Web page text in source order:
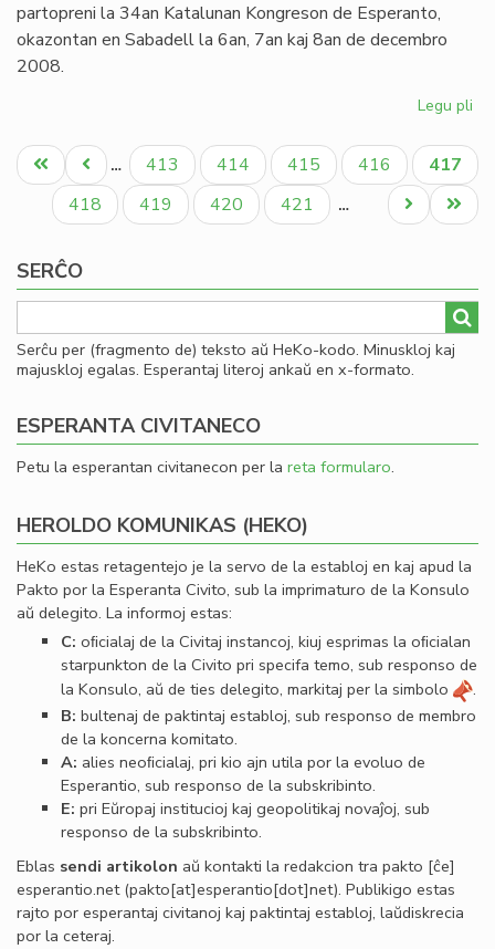
partopreni la 34an Katalunan Kongreson de Esperanto,
okazontan en Sabadell la 6an, 7an kaj 8an de decembro
2008.
Legu pli
al
la
Pagination
Unua
paĝo
Antaŭa
paĝo
… Paĝo
413 Paĝo
414 Paĝo
415 Paĝo
416
Aktuala
paĝo
417
Paĝo
418 Paĝo
419 Paĝo
420 Paĝo
421 …
Last
page
Next
page
SERĈO
Serĉu per (fragmento de) teksto aŭ HeKo-kodo. Minuskloj kaj
majuskloj egalas. Esperantaj literoj ankaŭ en x-formato.
ESPERANTA CIVITANECO
Petu la esperantan civitanecon per la reta formularo.
HEROLDO KOMUNIKAS (HEKO)
HeKo estas retagentejo je la servo de la establoj en kaj apud la
Pakto por la Esperanta Civito, sub la imprimaturo de la Konsulo
aŭ delegito. La informoj estas:
C: oﬁcialaj de la Civitaj instancoj, kiuj esprimas la oﬁcialan
starpunkton de la Civito pri specifa temo, sub responso de
la Konsulo, aŭ de ties delegito, markitaj per la simbolo
.
B: bultenaj de paktintaj establoj, sub responso de membro
de la koncerna komitato.
A: alies neoﬁcialaj, pri kio ajn utila por la evoluo de
Esperantio, sub responso de la subskribinto.
E: pri Eŭropaj institucioj kaj geopolitikaj novaĵoj, sub
responso de la subskribinto.
Eblas sendi artikolon aŭ kontakti la redakcion tra pakto [ĉe]
esperantio.net(pakto[at]esperantio[dot]net). Publikigo estas
rajto por esperantaj civitanoj kaj paktintaj establoj, laŭdiskrecia
por la ceteraj.